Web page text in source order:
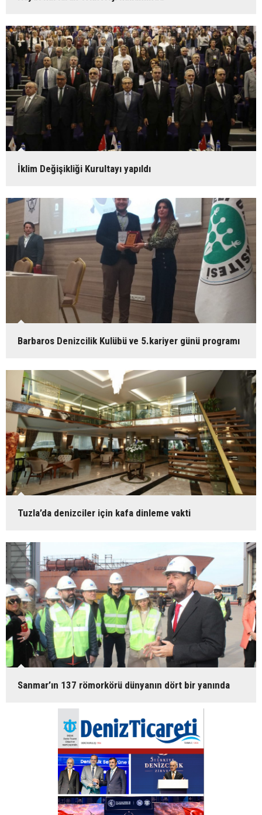
İklim Değişikliği Kurultayı yapıldı
Barbaros Denizcilik Kulübü ve 5.kariyer günü programı
Tuzla’da denizciler için kafa dinleme vakti
Sanmar’ın 137 römorkörü dünyanın dört bir yanında